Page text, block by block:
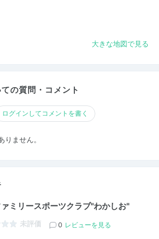
大きな地図で見る
の質問・コメント
ログインしてコメントを書く
りません。
ミリースポーツクラブ"わかしお"
未評価 0 レビューを見る